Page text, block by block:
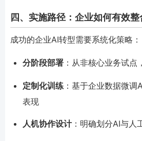
四、实施路径：企业如何有效
成功的企业AI转型需要系统化策略：
分阶段部署 ：从非核心业务试
定制化训练 ：基于企业数据微
表现
人机协作设计：明确划分AI与人